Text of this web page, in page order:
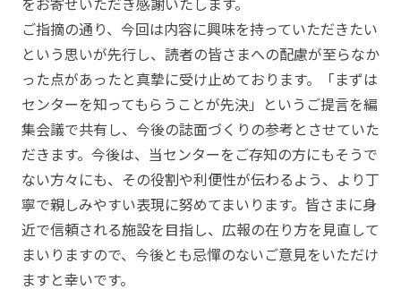
ご指摘の通り、今回は内容に興味を持っていただきたい
という思いが先行し、読者の皆さまへの配慮が至らなか
った点があったと真摯に受け止めております。「まずは
センターを知ってもらうことが先決」というご提言を編
集会議で共有し、今後の誌面づくりの参考とさせていた
だきます。今後は、当センターをご存知の方にもそうで
ない方々にも、その役割や利便性が伝わるよう、より丁
寧で親しみやすい表現に努めてまいります。皆さまに身
近で信頼される施設を目指し、広報の在り方を見直して
まいりますので、今後とも忌憚のないご意見をいただけ
ますと幸いです。